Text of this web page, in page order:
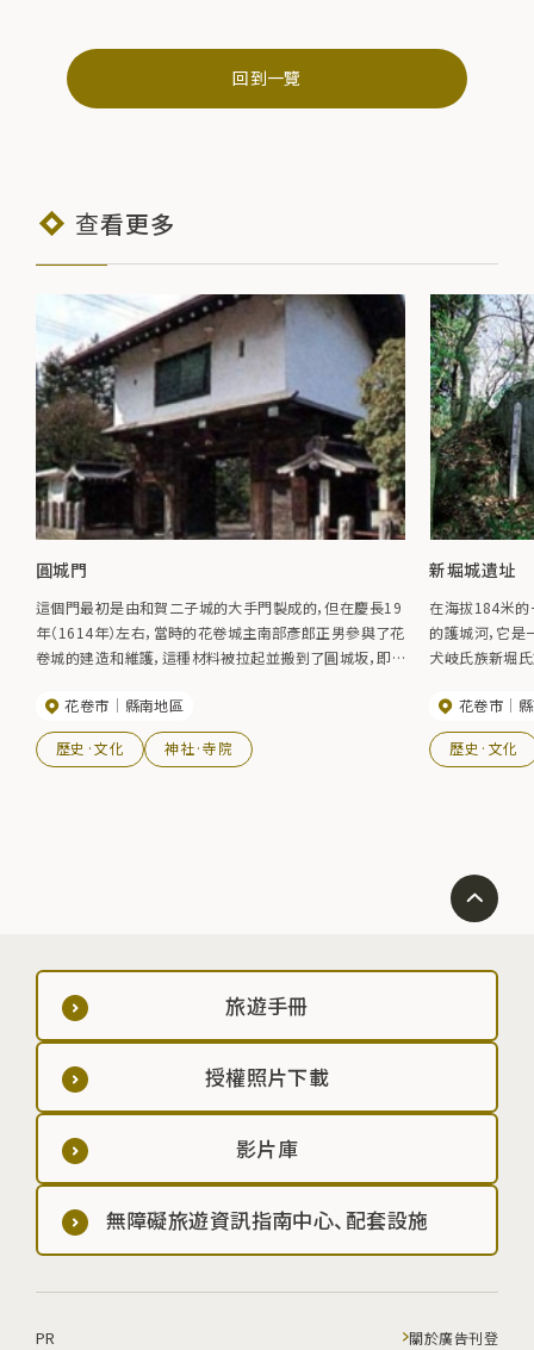
回到一覽
查看更多
圓城門
這個門最初是由和賀二子城的大手門製成的，但在慶長19
年（1614年）左右，當時的花卷城主南部彥郎正男參與了花
卷城的建造和維護，這種材料被拉起並搬到了圓城坂，即
財產。花卷市 縣南地區
歷史·文化 神社·寺院
新堀城遺址
在海拔184米的
的護城河，它是
犬岐氏族新堀氏
花卷市
歷史·文化
旅遊手冊
授權照片下載
影片庫
無障礙旅遊資訊指南中心、配套設施
PR 關於廣告刊登